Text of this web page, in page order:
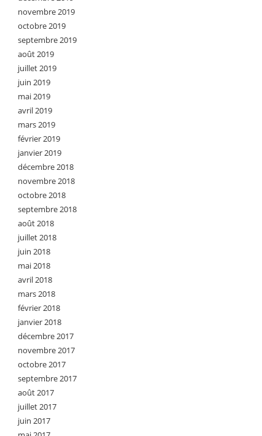
novembre 2019
octobre 2019
septembre 2019
août 2019
juillet 2019
juin 2019
mai 2019
avril 2019
mars 2019
février 2019
janvier 2019
décembre 2018
novembre 2018
octobre 2018
septembre 2018
août 2018
juillet 2018
juin 2018
mai 2018
avril 2018
mars 2018
février 2018
janvier 2018
décembre 2017
novembre 2017
octobre 2017
septembre 2017
août 2017
juillet 2017
juin 2017